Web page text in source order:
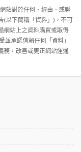
站對於任何、經由、或聯
(以下簡稱「資料」)，不可
網站上之資料購買或取得
並承認信賴任何「資料」
務，改善或更正網站運通